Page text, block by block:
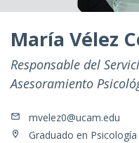
María Vélez
Responsable del
Asesoramiento
mvelez0@ucam.edu
Graduado en Psicología